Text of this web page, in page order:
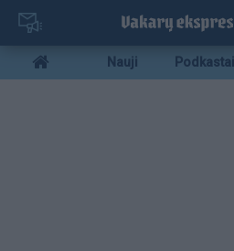
Pereiti
pagrindinį
turinį
Mobile
menu
Nauji Podkastai